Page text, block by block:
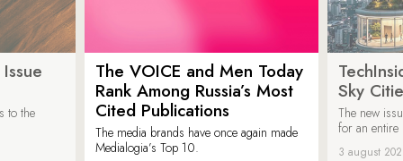
to the
The VOICE and Men Today
Rank Among Russia’s Most
Cited Publications
The media brands have once again made
Medialogia’s Top 10.
Sky
The new
for an entire
3 august